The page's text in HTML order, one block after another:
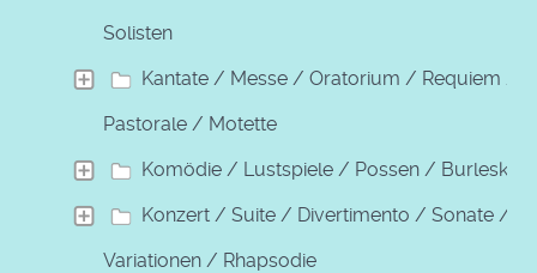
Solisten
Kantate / Messe / Oratorium / Requiem /
Pastorale / Motette
Komödie / Lustspiele / Possen / Burleske
Konzert / Suite / Divertimento / Sonate /
Variationen / Rhapsodie